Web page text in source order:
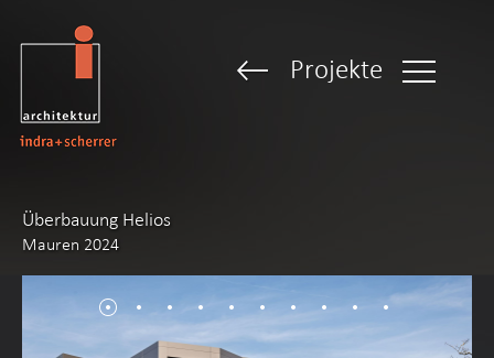
Projekte
Überbauung Helios
Mauren 2024